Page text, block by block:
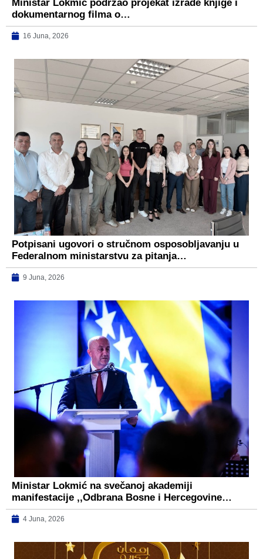
Ministar Lokmić podržao projekat izrade knjige i
dokumentarnog filma o…
16 Juna, 2026
Potpisani ugovori o stručnom osposobljavanju u
Federalnom ministarstvu za pitanja…
9 Juna, 2026
Ministar Lokmić na svečanoj akademiji
manifestacije ,,Odbrana Bosne i Hercegovine…
4 Juna, 2026